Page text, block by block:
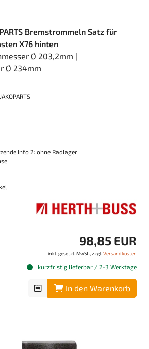
Bremstrommeln Satz für
X76 hinten
Ø 203,2mm |
Ø 234mm
Info 2: ohne Radlager
98,85 EUR
inkl. gesetzl. MwSt., zzgl. Versandkosten
kurzfristig lieferbar / 2-3 Werktage
In den Warenkorb